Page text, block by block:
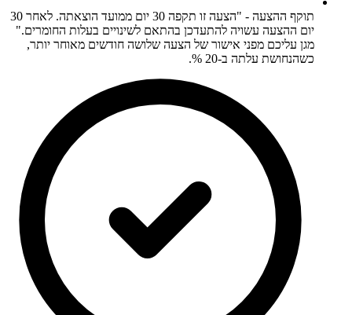
תוקף ההצעה - "הצעה זו תקפה 30 יום ממועד הוצאתה. לאחר 30
יום ההצעה עשויה להתעדכן בהתאם לשינויים בעלות החומרים."
מגן עליכם מפני אישור של הצעה שלושה חודשים מאוחר יותר,
כשהנחושת עלתה ב-20 %.